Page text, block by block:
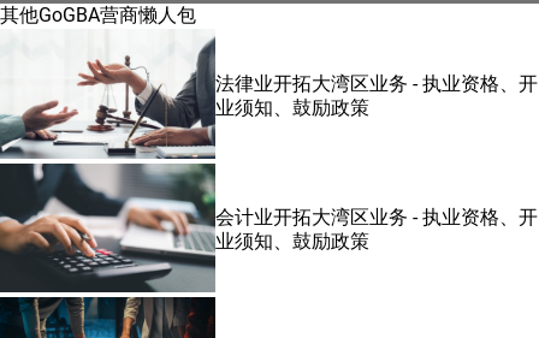
其他GoGBA营商懒人包
法律业开拓大湾区业务 - 执业资格、开
业须知、鼓励政策
会计业开拓大湾区业务 - 执业资格、开
业须知、鼓励政策